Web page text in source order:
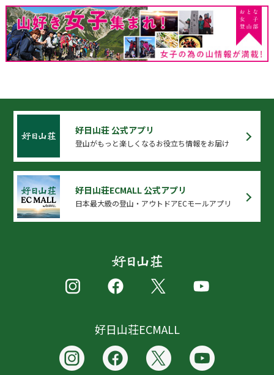
好日山荘 公式アプリ
登山がもっと楽しくなるお役立ち情報をお届け
好日山荘ECMALL 公式アプリ
日本最大級の登山・アウトドアECモールアプリ
好日山荘ECMALL